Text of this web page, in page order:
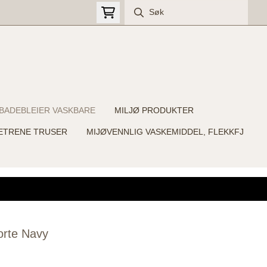
BADEBLEIER VASKBARE MILJØ PRODUKTER
TRUSER MIJØVENNLIG VASKEMIDDEL, FLEKKFJ
Navy